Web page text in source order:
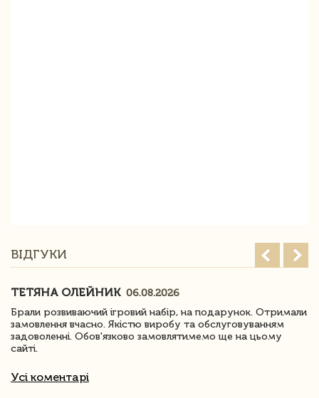
ВІДГУКИ
ТЕТЯНА ОЛЕЙНИК 06.08.2026
Брали розвиваючий ігровий набір, на подарунок. Отримали
замовлення вчасно. Якістю виробу та обслуговуванням
задоволенні. Обов'язково замовлятимемо ще на цьому
сайті.
Усі коментарі